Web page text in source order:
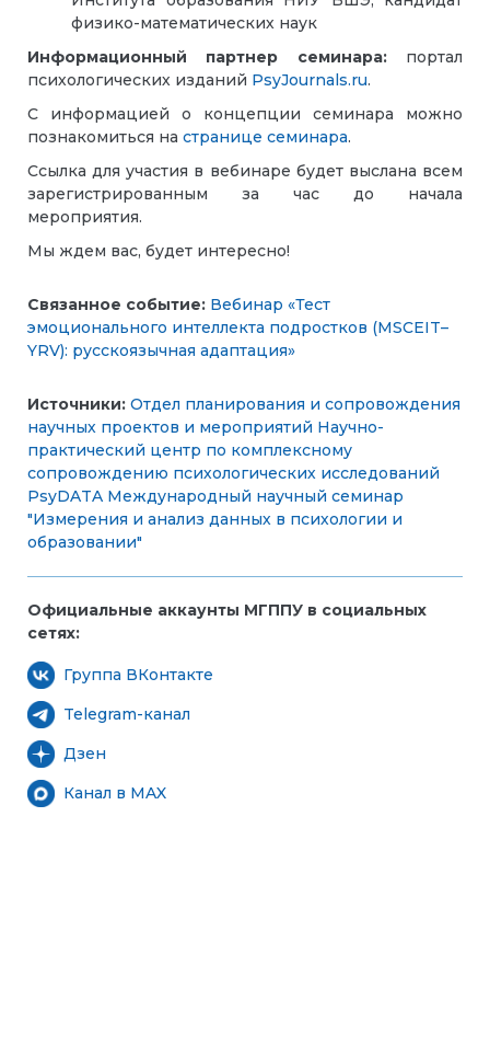
физико-математических наук
Информационный партнер семинара:портал
психологических изданий PsyJournals.ru.
С информацией о концепции семинара можно
познакомиться на странице семинара.
Ссылка для участия в вебинаре будет выслана всем
зарегистрированным за час до начала
мероприятия.
Мы ждем вас, будет интересно!
Связанное событие: Вебинар «Тест
эмоционального интеллекта подростков (MSCEIT–
YRV): русскоязычная адаптация»
Источники: Отдел планирования и сопровождения
научных проектов и мероприятий Научно-
практический центр по комплексному
сопровождению психологических исследований
PsyDATA Международный научный семинар
"Измерения и анализ данных в психологии и
образовании"
Официальные аккаунты МГППУ в социальных
сетях:
Группа ВКонтакте
Telegram-канал
Дзен
Канал в MAX